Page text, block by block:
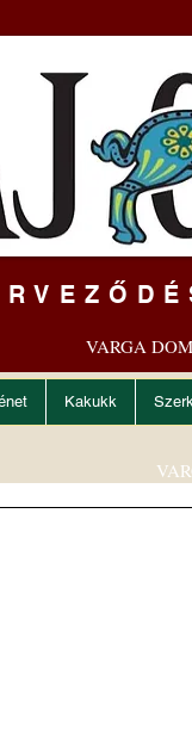
VARGA
Kakukk